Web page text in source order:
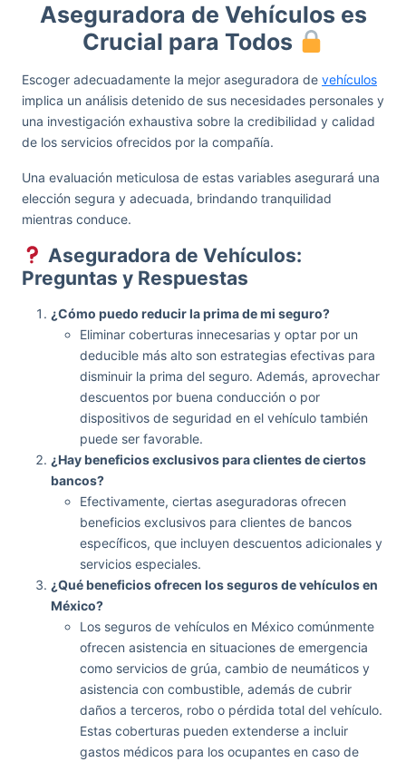
Aseguradora de Vehículos es
Crucial para Todos
Escoger adecuadamente la mejor aseguradora de vehículos
implica un análisis detenido de sus necesidades personales y
una investigación exhaustiva sobre la credibilidad y calidad
de los servicios ofrecidos por la compañía.
Una evaluación meticulosa de estas variables asegurará una
elección segura y adecuada, brindando tranquilidad
mientras conduce.
Aseguradora de Vehículos:
Preguntas y Respuestas
¿Cómo puedo reducir la prima de mi seguro?
Eliminar coberturas innecesarias y optar por un
deducible más alto son estrategias efectivas para
disminuir la prima del seguro. Además, aprovechar
descuentos por buena conducción o por
dispositivos de seguridad en el vehículo también
puede ser favorable.
¿Hay beneficios exclusivos para clientes de ciertos
bancos?
Efectivamente, ciertas aseguradoras ofrecen
beneficios exclusivos para clientes de bancos
específicos, que incluyen descuentos adicionales y
servicios especiales.
¿Qué beneficios ofrecen los seguros de vehículos en
México?
Los seguros de vehículos en México comúnmente
ofrecen asistencia en situaciones de emergencia
como servicios de grúa, cambio de neumáticos y
asistencia con combustible, además de cubrir
daños a terceros, robo o pérdida total del vehículo.
Estas coberturas pueden extenderse a incluir
gastos médicos para los ocupantes en caso de